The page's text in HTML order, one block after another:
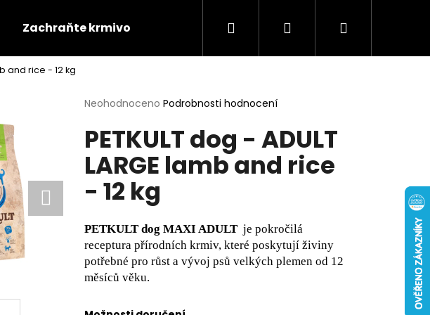
Zachraňte krmivo Chovatelské potřeby Novinky
Hledat PřihlášeníNákupní
and rice - 12 kg
Průměrné
produktu
je
0,0
hvězdiček.
Neohodnoceno Podrobnosti hodnocení
PETKULT dog - ADULT
LARGE lamb and rice
- 12 kg
PETKULT dog MAXI ADULT je pokročilá
receptura přírodních krmiv, které poskytují živiny
potřebné pro růst a vývoj psů velkých plemen od 12
měsíců věku.
HLEDAT